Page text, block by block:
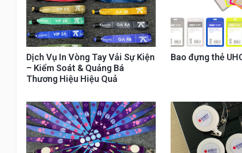
Dịch Vụ In Vòng Tay Vải Sự Kiện
– Kiểm Soát & Quảng Bá
Thương Hiệu Hiệu Quả
Bao đựng thẻ